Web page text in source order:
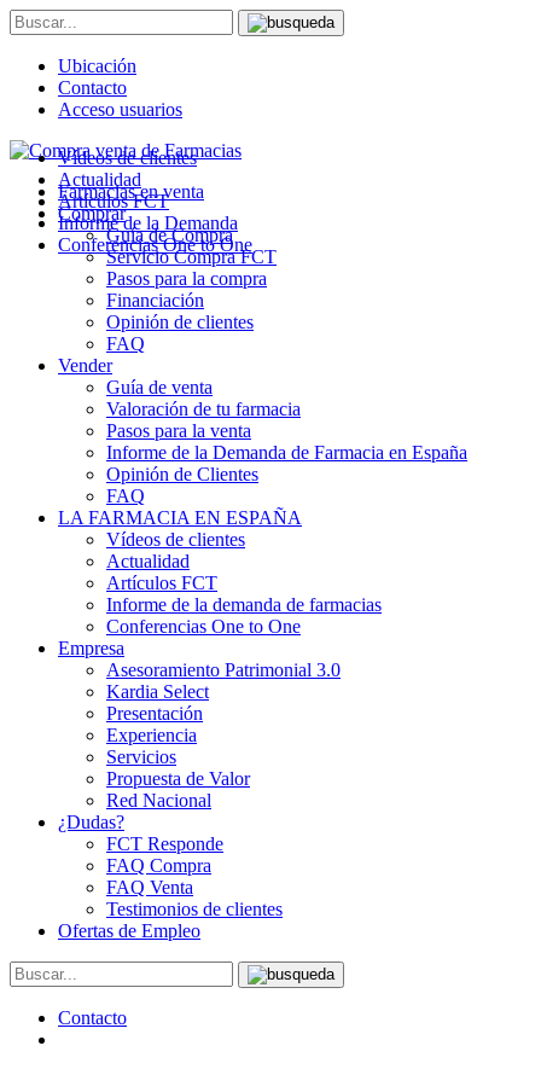
Ubicación
Contacto
Acceso usuarios
Farmacias en venta
Comprar
Guía de Compra
Servicio Compra FCT
Pasos para la compra
Financiación
Opinión de clientes
FAQ
Vender
Guía de venta
Valoración de tu farmacia
Pasos para la venta
Informe de la Demanda de Farmacia en España
Opinión de Clientes
FAQ
LA FARMACIA EN ESPAÑA
Vídeos de clientes
Actualidad
Artículos FCT
Informe de la demanda de farmacias
Conferencias One to One
Empresa
Asesoramiento Patrimonial 3.0
Kardia Select
Presentación
Experiencia
Servicios
Propuesta de Valor
Red Nacional
¿Dudas?
FCT Responde
FAQ Compra
FAQ Venta
Testimonios de clientes
Ofertas de Empleo
Contacto
Vídeos de clientes
Actualidad
Artículos FCT
Informe de la Demanda
Conferencias One to One